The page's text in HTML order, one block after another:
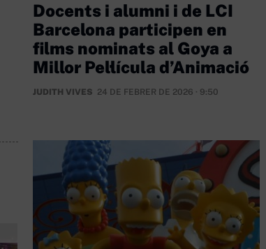
Docents i alumni i de LCI
Barcelona participen en
films nominats al Goya a
Millor Pel·lícula d’Animació
JUDITH VIVES 24 DE FEBRER DE 2026 · 9:50